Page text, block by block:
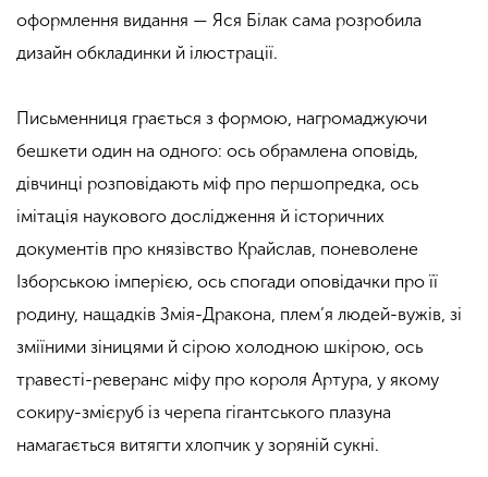
оформлення видання — Яся Білак сама розробила
дизайн обкладинки й ілюстрації.
Письменниця грається з формою, нагромаджуючи
бешкети один на одного: ось обрамлена оповідь,
дівчинці розповідають міф про першопредка, ось
імітація наукового дослідження й історичних
документів про князівство Крайслав, поневолене
Ізборською імперією, ось спогади оповідачки про її
родину, нащадків Змія-Дракона, плем’я людей-вужів, зі
зміїними зіницями й сірою холодною шкірою, ось
травесті-реверанс міфу про короля Артура, у якому
сокиру-змієруб із черепа гігантського плазуна
намагається витягти хлопчик у зоряній сукні.